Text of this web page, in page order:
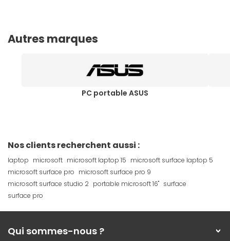
Autres marques
PC portable ASUS
Nos clients recherchent aussi :
laptop microsoft microsoft laptop 15 microsoft surface laptop 5
microsoft surface pro microsoft surface pro 9
microsoft surface studio 2 portable microsoft 16" surface
surface pro
Qui sommes-nous ?